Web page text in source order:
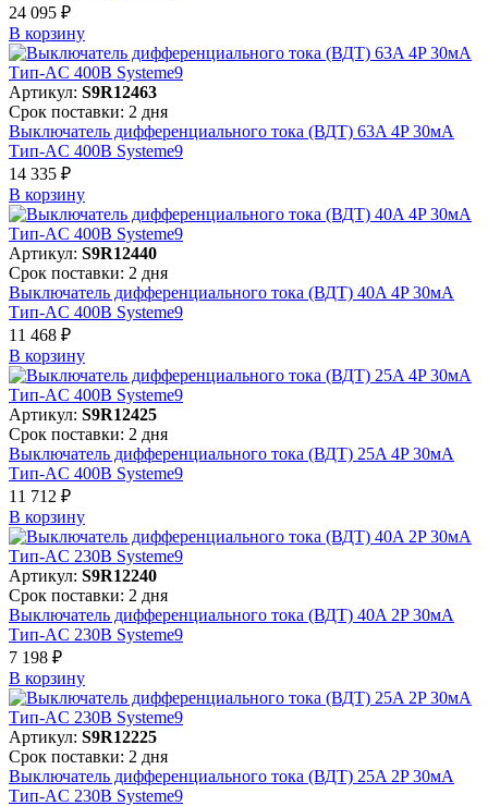
24 095 ₽
В корзинy
Артикул: S9R12463
Срок поставки: 2 дня
Выключатель дифференциального тока (ВДТ) 63A 4P 30мА
Тип-AC 400В Systeme9
14 335 ₽
В корзинy
Артикул: S9R12440
Срок поставки: 2 дня
Выключатель дифференциального тока (ВДТ) 40A 4P 30мА
Тип-AC 400В Systeme9
11 468 ₽
В корзинy
Артикул: S9R12425
Срок поставки: 2 дня
Выключатель дифференциального тока (ВДТ) 25A 4P 30мА
Тип-AC 400В Systeme9
11 712 ₽
В корзинy
Артикул: S9R12240
Срок поставки: 2 дня
Выключатель дифференциального тока (ВДТ) 40A 2P 30мА
Тип-AC 230В Systeme9
7 198 ₽
В корзинy
Артикул: S9R12225
Срок поставки: 2 дня
Выключатель дифференциального тока (ВДТ) 25A 2P 30мА
Тип-AC 230В Systeme9